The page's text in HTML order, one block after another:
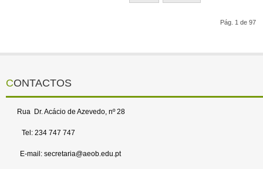
Pág. 1 de 97
CONTACTOS
Rua Dr. Acácio de Azevedo, nº 28
Tel: 234 747 747
E-mail: secretaria@aeob.edu.pt